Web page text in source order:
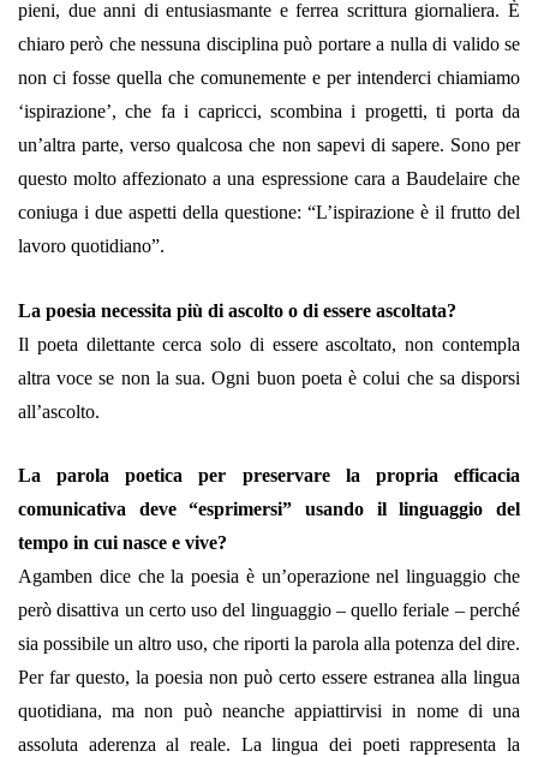
pieni, due anni di entusiasmante e ferrea scrittura giornaliera. È
chiaro però che nessuna disciplina può portare a nulla di valido se
non ci fosse quella che comunemente e per intenderci chiamiamo
‘ispirazione’, che fa i capricci, scombina i progetti, ti porta da
un’altra parte, verso qualcosa che non sapevi di sapere. Sono per
questo molto affezionato a una espressione cara a Baudelaire che
coniuga i due aspetti della questione: “L’ispirazione è il frutto del
lavoro quotidiano”.
La poesia necessita più di ascolto o di essere ascoltata?
Il poeta dilettante cerca solo di essere ascoltato, non contempla
altra voce se non la sua. Ogni buon poeta è colui che sa disporsi
all’ascolto.
La parola poetica per preservare la propria efficacia
comunicativa deve “esprimersi” usando il linguaggio del
tempo in cui nasce e vive?
Agamben dice che la poesia è un’operazione nel linguaggio che
però disattiva un certo uso del linguaggio – quello feriale – perché
sia possibile un altro uso, che riporti la parola alla potenza del dire.
Per far questo, la poesia non può certo essere estranea alla lingua
quotidiana, ma non può neanche appiattirvisi in nome di una
assoluta aderenza al reale. La lingua dei poeti rappresenta la